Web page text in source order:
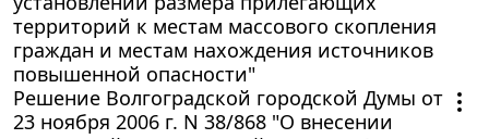
территорий к местам массового скопления
граждан и местам нахождения источников
повышенной опасности"
Решение Волгоградской городской Думы от
23 ноября 2006 г. N 38/868 "О внесении